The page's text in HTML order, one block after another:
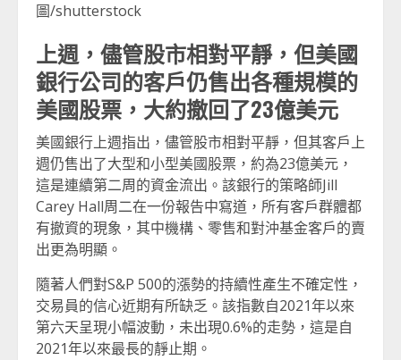
圖/shutterstock
上週，儘管股市相對平靜，但美國
銀行公司的客戶仍售出各種規模的
美國股票，大約撤回了23億美元
美國銀行上週指出，儘管股市相對平靜，但其客戶上
週仍售出了大型和小型美國股票，約為23億美元，
這是連續第二周的資金流出。該銀行的策略師Jill
Carey Hall周二在一份報告中寫道，所有客戶群體都
有撤資的現象，其中機構、零售和對沖基金客戶的賣
出更為明顯。
隨著人們對S&P 500的漲勢的持續性產生不確定性，
交易員的信心近期有所缺乏。該指數自2021年以來
第六天呈現小幅波動，未出現0.6%的走勢，這是自
2021年以來最長的靜止期。